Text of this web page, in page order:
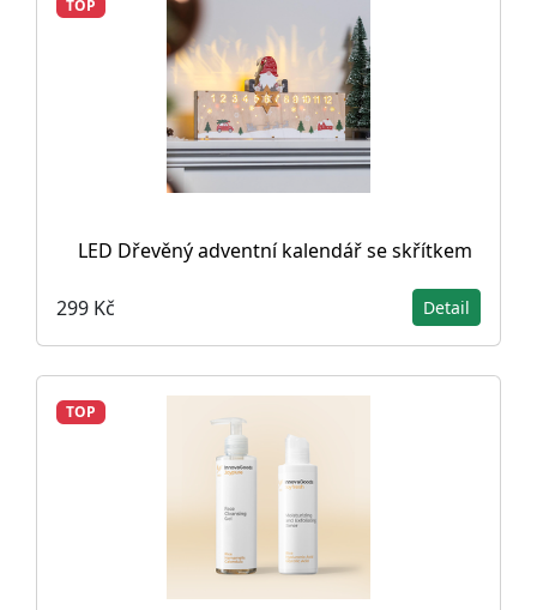
TOP
LED Dřevěný adventní kalendář se skřítkem
299 Kč Detail
TOP